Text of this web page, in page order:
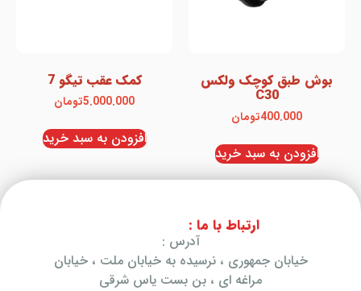
بوش طبق کوچک ولکس
C30
400.000تومان
افزودن به سبد خرید
کمک عقب تیگو 7
5.000.000تومان
افزودن به سبد خرید
ارتباط با ما :
آدرس :
خیابان جمهوری ، نرسیده به خیابان ملت ، خیابان
مراغه ای ، بن بست یاس شرقی